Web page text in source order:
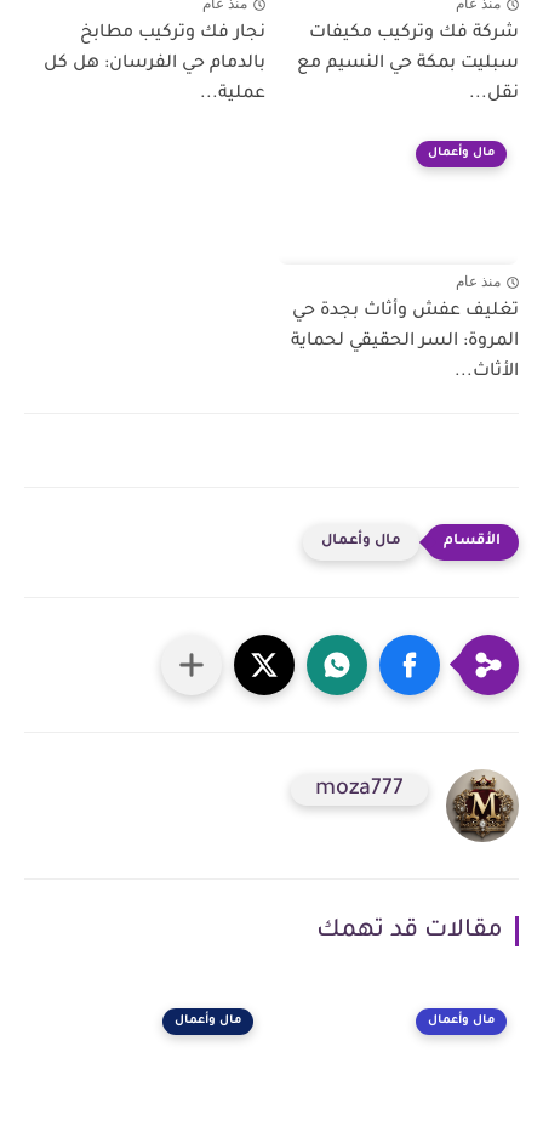
منذ عام
شركة فك وتركيب مكيفات
سبليت بمكة حي النسيم مع
نقل...
منذ عام
نجار فك وتركيب مطابخ
بالدمام حي الفرسان: هل كل
عملية...
مال وأعمال
منذ عام
تغليف عفش وأثاث بجدة حي
المروة: السر الحقيقي لحماية
الأثاث...
مال وأعمال
moza777
مقالات قد تهمك
مال وأعمال مال وأعمال